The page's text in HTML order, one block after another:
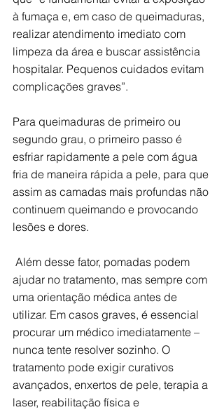
à fumaça e, em caso de queimaduras,
realizar atendimento imediato com
limpeza da área e buscar assistência
hospitalar. Pequenos cuidados evitam
complicações graves”.
Para queimaduras de primeiro ou
segundo grau, o primeiro passo é
esfriar rapidamente a pele com água
fria de maneira rápida a pele, para que
assim as camadas mais profundas não
continuem queimando e provocando
lesões e dores.
Além desse fator, pomadas podem
ajudar no tratamento, mas sempre com
uma orientação médica antes de
utilizar. Em casos graves, é essencial
procurar um médico imediatamente –
nunca tente resolver sozinho. O
tratamento pode exigir curativos
avançados, enxertos de pele, terapia a
laser, reabilitação física e